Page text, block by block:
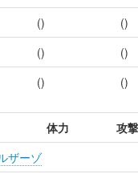
() ()
() ()
() ()
体力 攻撃
ザーゾ